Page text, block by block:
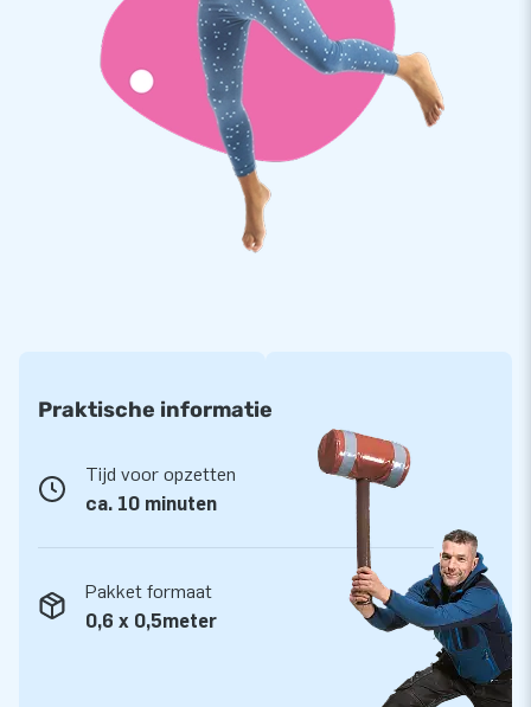
Sarah en Abraham poppen vast gezien! De traditie van een
pop in de tuin zetten wanneer iemand 50 jaar wordt, is er
eentje die al jaren wordt opgepakt door familie, vrienden,
buren of kennissen. Zoek jij een Abraham 50 jaar pop, dan
kun je kiezen uit thema’s als Abraham Bourgondiër, Segway,
Baby en veel leuke combinaties met een opblaasbare Sarah
pop. De keuze uit 50 jaar poppen bij JB Inflatables is reuze!
Praktische informatie
Tijd voor opzetten
ca. 10 minuten
Pakket formaat
0,6 x 0,5meter